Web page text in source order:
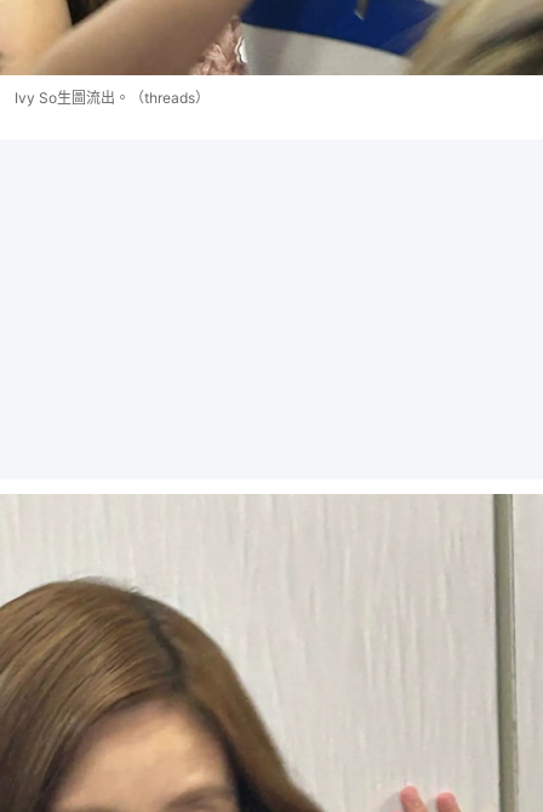
Ivy So生圖流出。（threads）